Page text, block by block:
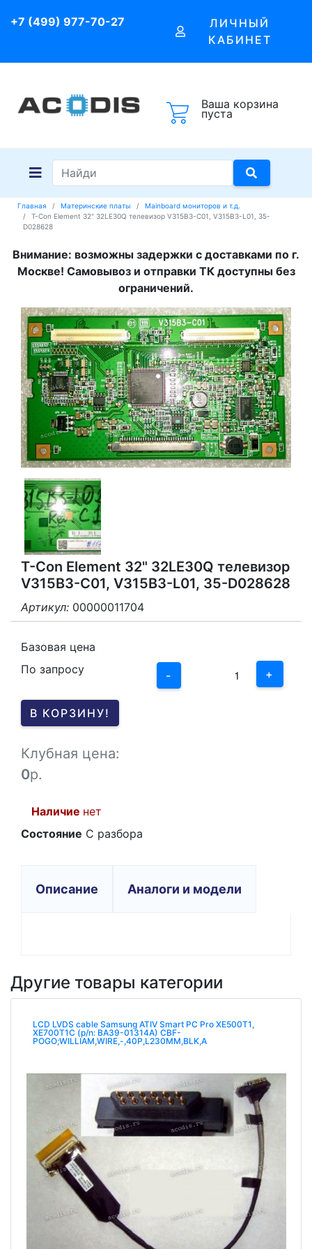
+7 (499) 977-70-27
ЛИЧНЫЙ
КАБИНЕТ
Ваша корзина
пуста
Главная Материнские платы
Mainboard мониторов и т.д.
T-Con Element 32" 32LE30Q телевизор V315B3-C01, V315B3-L01, 35-
D028628
Внимание: возможны задержки с доставками по г.
Москве! Самовывоз и отправки ТК доступны без
ограничений.
T-Con Element 32" 32LE30Q телевизор
V315B3-C01, V315B3-L01, 35-D028628
Артикул: 00000011704
Базовая цена
По запросу
-
3
1
+
В КОРЗИНУ!
Клубная цена:
0р.
Наличие нет
Состояние C разбора
Описание Аналоги и модели
Другие товары категории
LCD LVDS cable Samsung ATIV Smart PC Pro XE500T1,
XE700T1C (p/n: BA39-01314A) CBF-
POGO;WILLIAM,WIRE,-,40P,L230MM,BLK,A